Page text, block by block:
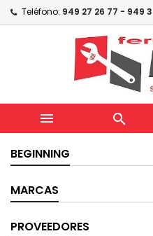
Teléfono: 949 27 26 77 - 949
 
BEGINNING
MARCAS
PROVEEDORES